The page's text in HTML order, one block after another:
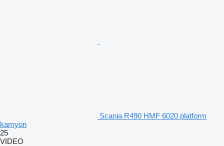
Scania R490 HMF 6020 platform
kamyon
25
VIDEO